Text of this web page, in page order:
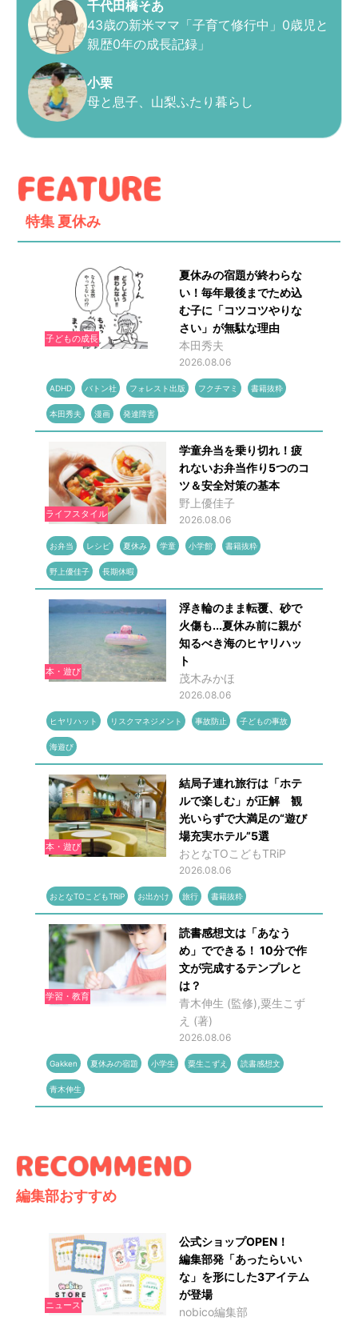
千代田橋そあ
43歳の新米ママ「子育て修行中」0歳児と
親歴0年の成長記録」
小栗
母と息子、山梨ふたり暮らし
特集 夏休み
子どもの成長
夏休みの宿題が終わらな
い！毎年最後までため込
む子に「コツコツやりな
さい」が無駄な理由
本田秀夫
2026.08.06
ADHD バトン社 フォレスト出版 フクチマミ 書籍抜粋
本田秀夫 漫画 発達障害
ライフスタイル
学童弁当を乗り切れ！疲
れないお弁当作り5つのコ
ツ＆安全対策の基本
野上優佳子
2026.08.06
お弁当 レシピ 夏休み 学童 小学館 書籍抜粋
野上優佳子 長期休暇
本・遊び
浮き輪のまま転覆、砂で
火傷も...夏休み前に親が
知るべき海のヒヤリハッ
ト
茂木みかほ
2026.08.06
ヒヤリハット リスクマネジメント 事故防止 子どもの事故
海遊び
本・遊び
結局子連れ旅行は「ホテ
ルで楽しむ」が正解 観
光いらずで大満足の“遊び
場充実ホテル”5選
おとなTOこどもTRiP
2026.08.06
おとなTOこどもTRiP お出かけ 旅行 書籍抜粋
学習・教育
読書感想文は「あなう
め」でできる！ 10分で作
文が完成するテンプレと
は？
青木伸生 (監修),粟生こず
え (著)
2026.08.06
Gakken 夏休みの宿題 小学生 粟生こずえ 読書感想文
青木伸生
編集部おすすめ
ニュース
公式ショップOPEN！
編集部発「あったらいい
な」を形にした3アイテム
が登場
nobico編集部